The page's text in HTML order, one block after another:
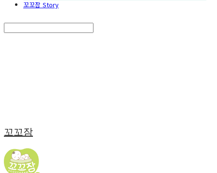
꼬꼬잠 Story
꼬꼬잠